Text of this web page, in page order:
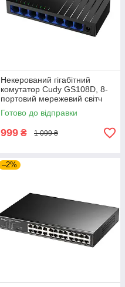
Некерований гігабітний
комутатор Cudy GS108D, 8-
портовий мережевий світч
для дому та офісу, чорний
Готово до відправки
999 ₴ 1 099 ₴
–2%